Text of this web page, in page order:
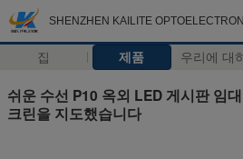
SHENZHEN KAILITE
집 제품 우리에 대
쉬운 수선 P10 옥외 LED 게시판 임
크린을 지도했습니다